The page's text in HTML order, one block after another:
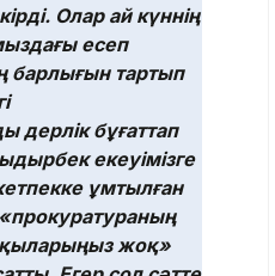
Олар ай күннің
есеп
тартып
дерлік бұғаттап
екеуімізге
ұмтылған
«прокуратураның
жоқ»